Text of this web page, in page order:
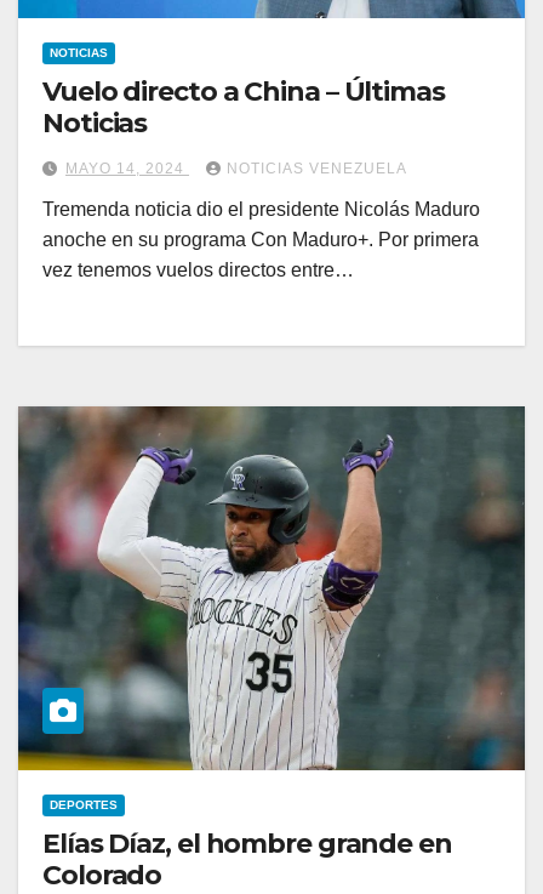
NOTICIAS
Vuelo directo a China – Últimas
Noticias
MAYO 14, 2024 NOTICIAS VENEZUELA
Tremenda noticia dio el presidente Nicolás Maduro
anoche en su programa Con Maduro+. Por primera
vez tenemos vuelos directos entre…
DEPORTES
Elías Díaz, el hombre grande en
Colorado